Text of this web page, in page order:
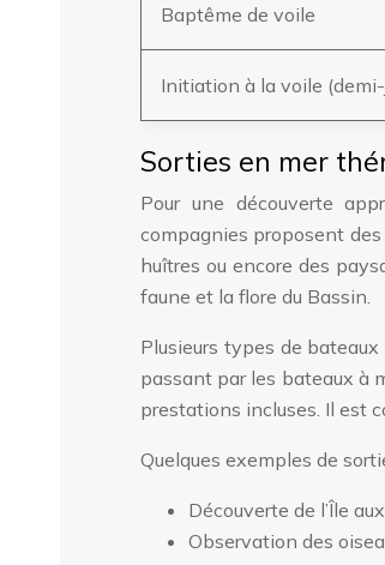
Baptême de voile
Initiation à la voile
Sorties en mer
Pour une découverte
compagnies proposent des
huîtres ou encore des
faune et la flore du Bassin.
Plusieurs types de
passant par les bateaux à
prestations incluses. Il est
Quelques exemples de
Découverte de l’Île
Observation des